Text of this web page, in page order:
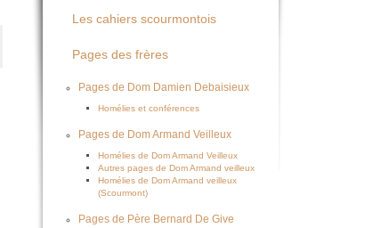
Les cahiers scourmontois
Pages des frères
Pages de Dom Damien Debaisieux
Homélies et conférences
Pages de Dom Armand Veilleux
Homélies de Dom Armand Veilleux
Autres pages de Dom Armand veilleux
Homélies de Dom Armand veilleux
(Scourmont)
Pages de Père Bernard De Give